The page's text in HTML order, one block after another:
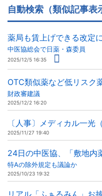
自動検索（類似記事表
薬局も賃上げできる改定
中医協総会で日薬・森委員
2025/12/5 16:35
OTC類似薬など低リスク
財政審建議
2025/12/2 16:20
〔人事〕メディカル一光
2025/11/27 19:40
24日の中医協、「敷地内
特Aの除外規定も議論か
2025/10/23 19:32
リアル「ふぁるみん」お